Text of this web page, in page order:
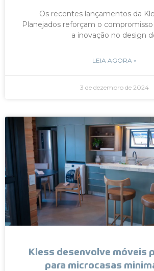
Os recentes lançamentos da
Planejados reforçam o
a inovação no design
LEIA AGORA »
3 de dezembro de 2024
Kless desenvolve móveis
para microcasas